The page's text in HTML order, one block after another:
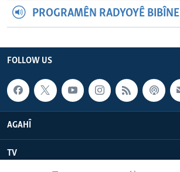
PROGRAMÊN RADYOYÊ BIBÎNE
FOLLOW US
AGAHÎ
TV